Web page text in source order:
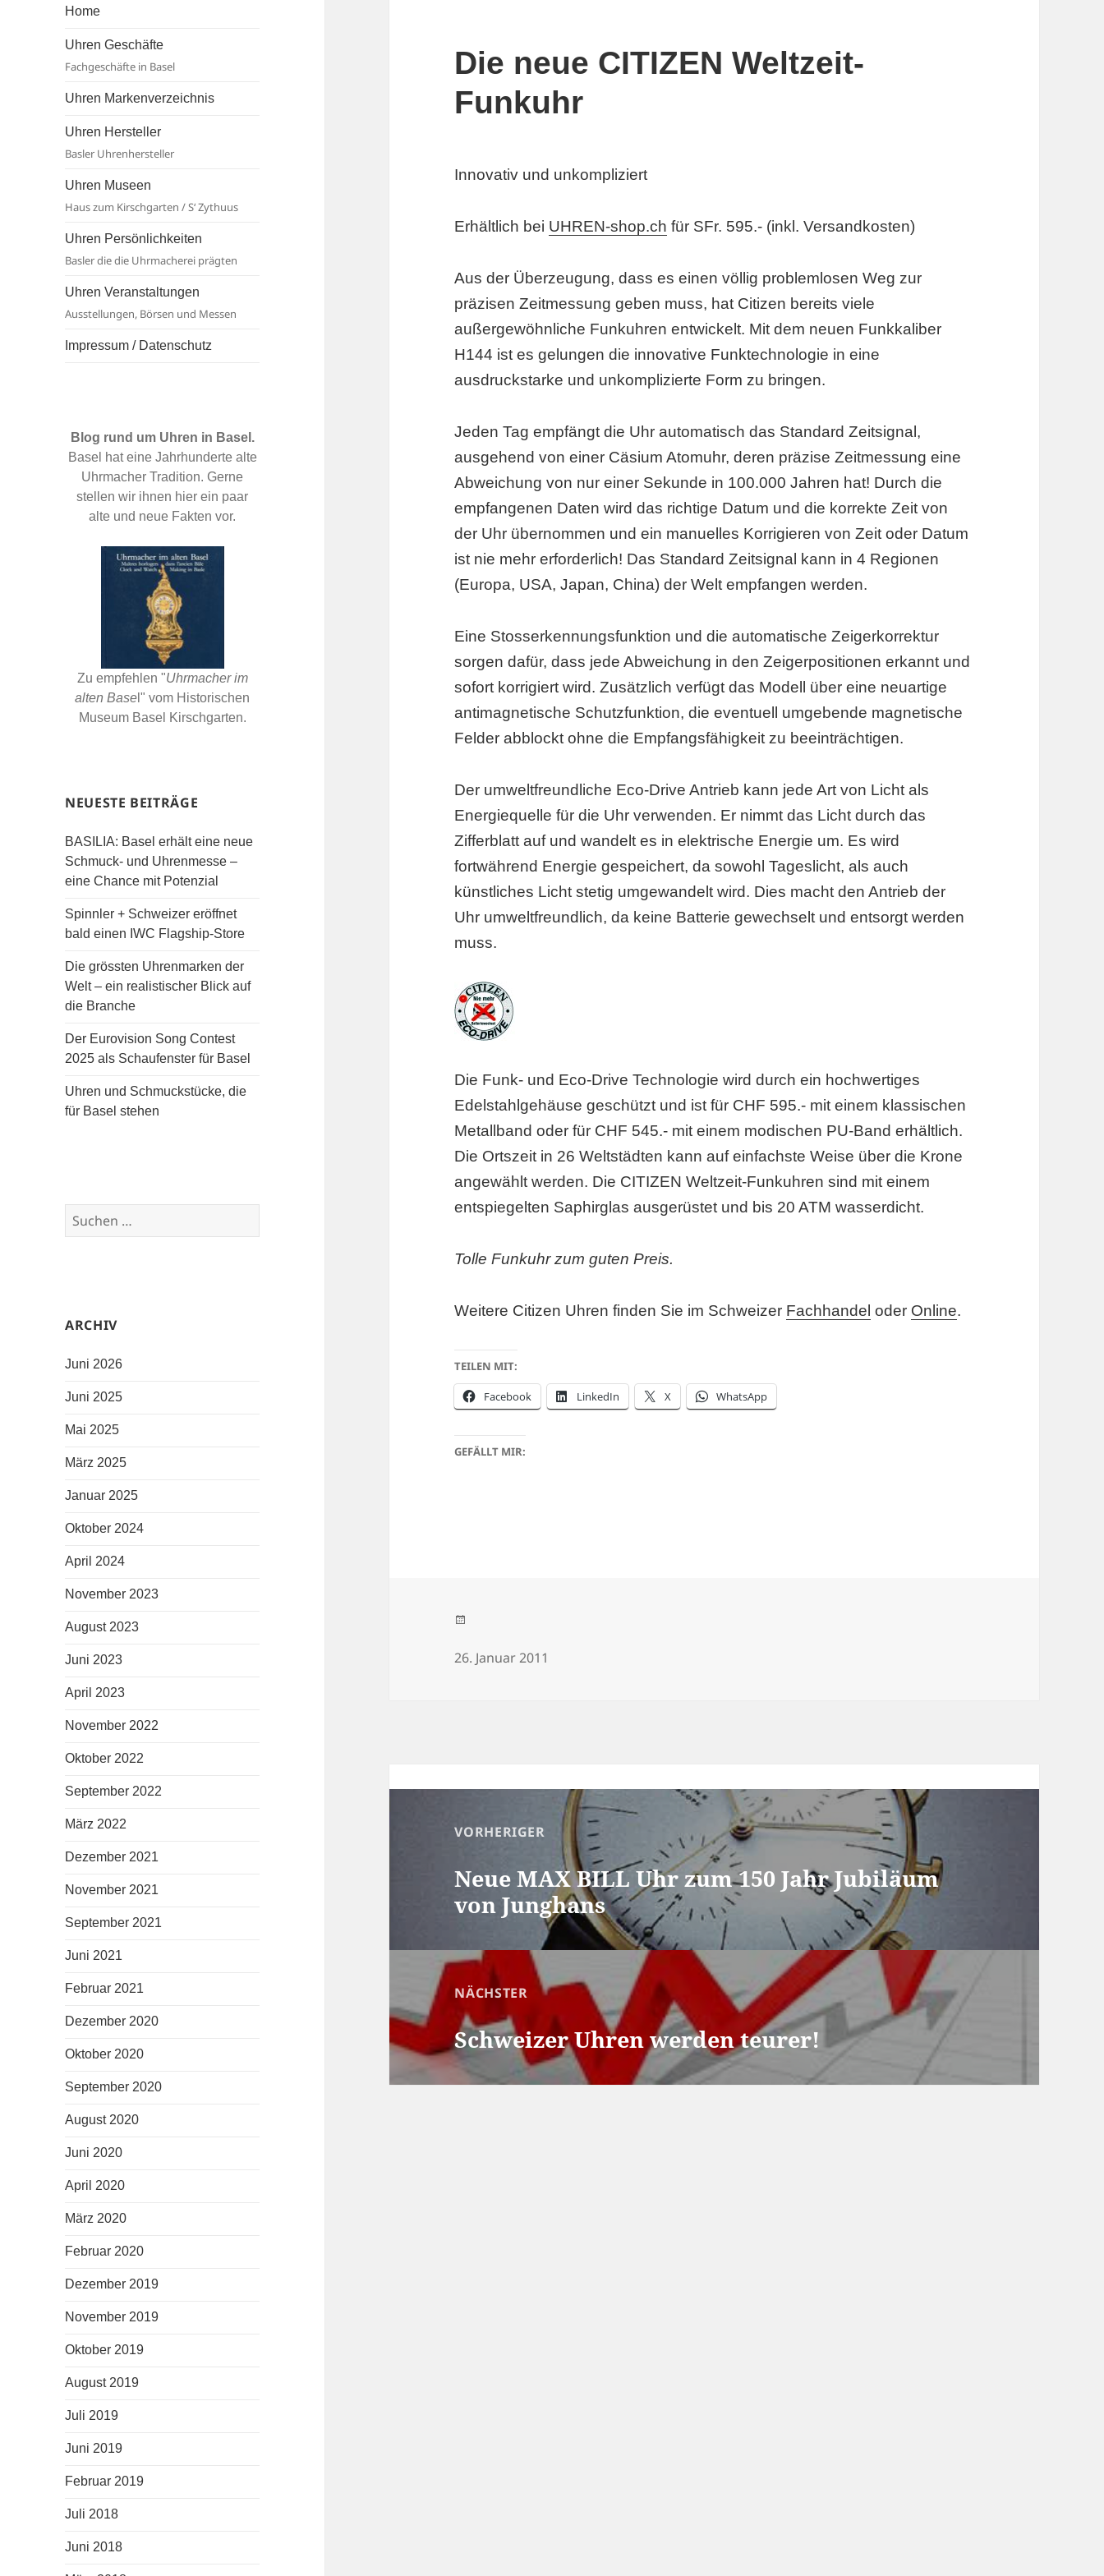
Basel
Home
Uhren Geschäfte
Fachgeschäfte in Basel
Uhren Markenverzeichnis
Uhren Hersteller
Basler Uhrenhersteller
Uhren Museen
Haus zum Kirschgarten / S‘ Zythuus
Uhren Persönlichkeiten
Basler die die Uhrmacherei prägten
Uhren Veranstaltungen
Ausstellungen, Börsen und Messen
Impressum / Datenschutz
Blog rund um Uhren in Basel.
Basel hat eine Jahrhunderte alte
Uhrmacher Tradition. Gerne
stellen wir ihnen hier ein paar
alte und neue Fakten vor.
Zu empfehlen "Uhrmacher im
alten Base l" vom Historischen
Museum Basel Kirschgarten.
NEUESTE BEITRÄGE
BASILIA: Basel erhält eine neue
Schmuck- und Uhrenmesse –
eine Chance mit Potenzial
Spinnler + Schweizer eröffnet
bald einen IWC Flagship-Store
Die grössten Uhrenmarken der
Welt – ein realistischer Blick auf
die Branche
Der Eurovision Song Contest
2025 als Schaufenster für Basel
Uhren und Schmuckstücke, die
für Basel stehen
ARCHIV
Juni 2026
Juni 2025
Mai 2025
März 2025
Januar 2025
Oktober 2024
April 2024
November 2023
August 2023
Juni 2023
April 2023
November 2022
Oktober 2022
September 2022
März 2022
Dezember 2021
November 2021
September 2021
Juni 2021
Februar 2021
Dezember 2020
Oktober 2020
September 2020
August 2020
Juni 2020
April 2020
März 2020
Februar 2020
Dezember 2019
November 2019
Oktober 2019
August 2019
Juli 2019
Juni 2019
Februar 2019
Juli 2018
Juni 2018
Die neue CITIZEN Weltzeit-
Funkuhr
Innovativ und unkompliziert
Erhältlich bei UHREN-shop.ch für SFr. 595.- (inkl. Versandkosten)
Aus der Überzeugung, dass es einen völlig problemlosen Weg zur
präzisen Zeitmessung geben muss, hat Citizen bereits viele
außergewöhnliche Funkuhren entwickelt. Mit dem neuen Funkkaliber
H144 ist es gelungen die innovative Funktechnologie in eine
ausdruckstarke und unkomplizierte Form zu bringen.
Jeden Tag empfängt die Uhr automatisch das Standard Zeitsignal,
ausgehend von einer Cäsium Atomuhr, deren präzise Zeitmessung eine
Abweichung von nur einer Sekunde in 100.000 Jahren hat! Durch die
empfangenen Daten wird das richtige Datum und die korrekte Zeit von
der Uhr übernommen und ein manuelles Korrigieren von Zeit oder Datum
ist nie mehr erforderlich! Das Standard Zeitsignal kann in 4 Regionen
(Europa, USA, Japan, China) der Welt empfangen werden.
Eine Stosserkennungsfunktion und die automatische Zeigerkorrektur
sorgen dafür, dass jede Abweichung in den Zeigerpositionen erkannt und
sofort korrigiert wird. Zusätzlich verfügt das Modell über eine neuartige
antimagnetische Schutzfunktion, die eventuell umgebende magnetische
Felder abblockt ohne die Empfangsfähigkeit zu beeinträchtigen.
Der umweltfreundliche Eco-Drive Antrieb kann jede Art von Licht als
Energiequelle für die Uhr verwenden. Er nimmt das Licht durch das
Zifferblatt auf und wandelt es in elektrische Energie um. Es wird
fortwährend Energie gespeichert, da sowohl Tageslicht, als auch
künstliches Licht stetig umgewandelt wird. Dies macht den Antrieb der
Uhr umweltfreundlich, da keine Batterie gewechselt und entsorgt werden
muss.
Die Funk- und Eco-Drive Technologie wird durch ein hochwertiges
Edelstahlgehäuse geschützt und ist für CHF 595.- mit einem klassischen
Metallband oder für CHF 545.- mit einem modischen PU-Band erhältlich.
Die Ortszeit in 26 Weltstädten kann auf einfachste Weise über die Krone
angewählt werden. Die CITIZEN Weltzeit-Funkuhren sind mit einem
entspiegelten Saphirglas ausgerüstet und bis 20 ATM wasserdicht.
Tolle Funkuhr zum guten Preis.
Weitere Citizen Uhren finden Sie im Schweizer Fachhandel oder Online.
TEILEN MIT:
Facebook LinkedIn X WhatsApp
GEFÄLLT MIR:
26. Januar 2011
VORHERIGER
Vorheriger Beitrag:
Neue MAX BILL Uhr zum 150 Jahr Jubiläum
von Junghans
NÄCHSTER
Nächster Beitrag:
Schweizer Uhren werden teurer!